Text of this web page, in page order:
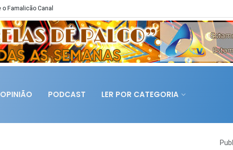
Famalicão Canal
OPINIÃO PODCAST LER POR CATEGORIA